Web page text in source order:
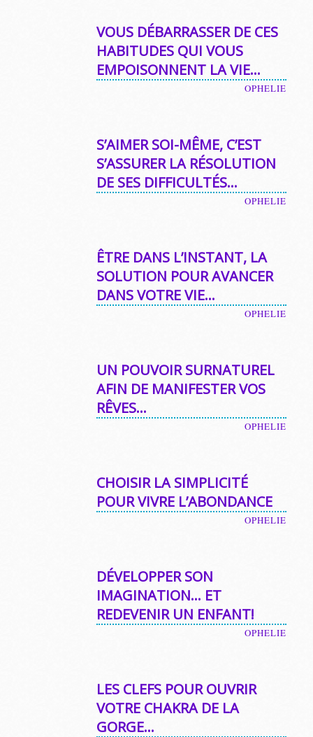
VOUS DÉBARRASSER DE CES
HABITUDES QUI VOUS
EMPOISONNENT LA VIE…
OPHELIE
S’AIMER SOI-MÊME, C’EST
S’ASSURER LA RÉSOLUTION
DE SES DIFFICULTÉS…
OPHELIE
ÊTRE DANS L’INSTANT, LA
SOLUTION POUR AVANCER
DANS VOTRE VIE…
OPHELIE
UN POUVOIR SURNATUREL
AFIN DE MANIFESTER VOS
RÊVES…
OPHELIE
CHOISIR LA SIMPLICITÉ
POUR VIVRE L’ABONDANCE
OPHELIE
DÉVELOPPER SON
IMAGINATION… ET
REDEVENIR UN ENFANT!
OPHELIE
LES CLEFS POUR OUVRIR
VOTRE CHAKRA DE LA
GORGE…